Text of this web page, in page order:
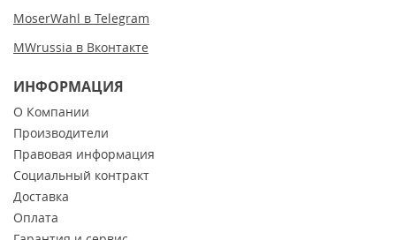
MoserWahl в Telegram
MWrussia в Вконтакте
ИНФОРМАЦИЯ
О Компании
Производители
Правовая информация
Социальный контракт
Доставка
Оплата